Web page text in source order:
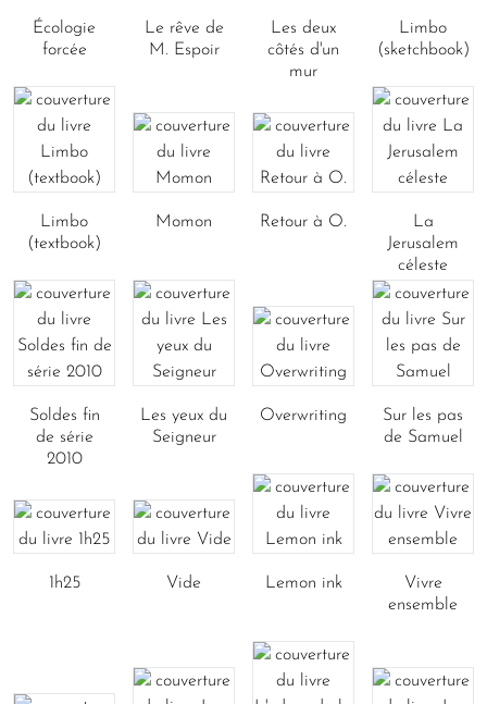
Écologie
forcée
Le rêve de
M. Espoir
Les deux
côtés d'un
mur
Limbo
(sketchbook)
Limbo
(textbook)
Momon Retour à O.
La
Jerusalem
céleste
Soldes fin
de série
2010
Les yeux du
Seigneur
Overwriting
Sur les pas
de Samuel
1h25 Vide Lemon ink
Vivre
ensemble